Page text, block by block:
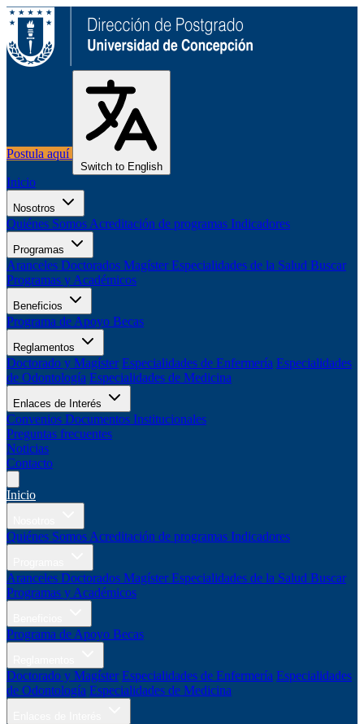
Postula aquí
Switch to English
Inicio
Nosotros
Quiénes Somos Acreditación de programas Indicadores
Programas
Aranceles Doctorados Magíster Especialidades de la Salud Buscar
Programas y Académicos
Beneficios
Programa de Apoyo Becas
Reglamentos
Doctorado y Magíster Especialidades de Enfermería Especialidades
de Odontología Especialidades de Medicina
Enlaces de Interés
Convenios Documentos Institucionales
Preguntas frecuentes
Noticias
Contacto
Inicio
Quiénes Somos Acreditación de programas Indicadores
Aranceles Doctorados Magíster Especialidades de la Salud Buscar
Programas y Académicos
Programa de Apoyo Becas
Doctorado y Magíster Especialidades de Enfermería Especialidades
de Odontología Especialidades de Medicina